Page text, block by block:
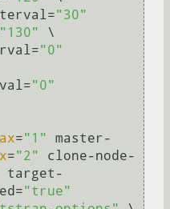
"30"
"130"
\
"0"
"0"
="1"
master-
="2"
clone-node-
target-
"true"